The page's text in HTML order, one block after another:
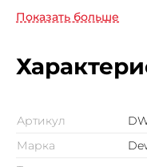
всему периметру.
гибкий стальной с
Вилка изготовлена
при помощи легкого
пластиковые
Показать больше
Артикул
Марка